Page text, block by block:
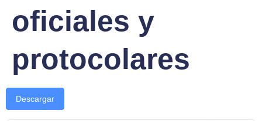
oficiales y
protocolares
Descargar